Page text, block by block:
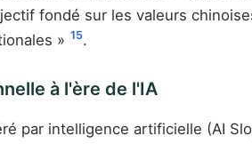
fondé sur les valeurs
» 15.
à l'ère de l'IA
par intelligence artificielle (AI